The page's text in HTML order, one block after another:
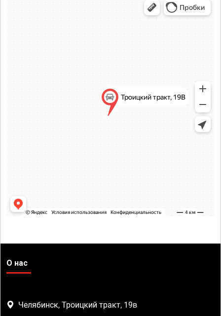
О нас
Челябинск, Троицкий тракт, 19в